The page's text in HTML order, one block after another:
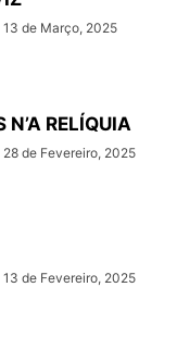
13 de Março, 2025
N’A RELÍQUIA
28 de Fevereiro, 2025
13 de Fevereiro, 2025